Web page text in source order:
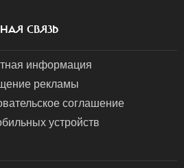
СВЯЗЬ
информация
рекламы
соглашение
устройств